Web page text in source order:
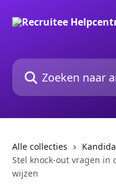
Zoeken naar artikelen ...
Alle collecties
Stel knock-out vragen in
wijzen